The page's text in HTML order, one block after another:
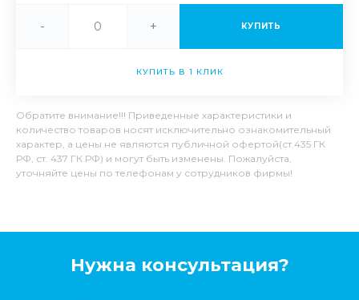
- + КУПИТЬ
КУПИТЬ В 1 КЛИК
Обратите внимание!!! Приведенные характеристики и
количество товаров носят исключительно ознакомительный
характер, а цены не являются публичной офертой(ст.435 ГК
РФ, ст. 437 ГК РФ) и могут быть изменены. Пожалуйста,
уточняйте цены по телефонам у сотрудников фирмы!
Нужна консультация?